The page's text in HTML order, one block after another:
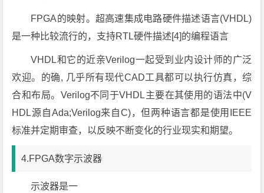
FPGA的映射。超高速集成电路硬件描述语言(VHDL)
是一种比较流行的，支持RTL硬件描述[4]的编程语言
VHDL和它的近亲Verilog一起受到业内设计师的广泛
欢迎。的确, 几乎所有现代CAD工具都可以执行仿真，综
合和布局。Verilog不同于VHDL主要在其使用的语法中(V
HDL源自Ada;Verilog来自C)，但两种语言都是使用IEEE
标准并定期审查，以反映不断变化的行业现实和期望。
4.FPGA数字示波器
示波器是一